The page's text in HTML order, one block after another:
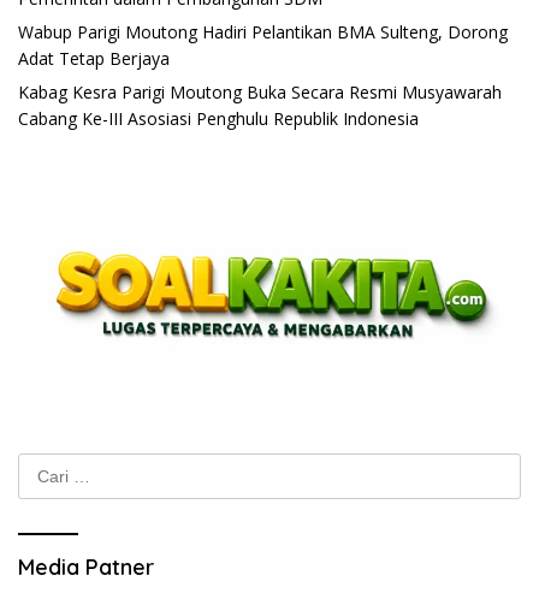
Wabup Parigi Moutong Hadiri Pelantikan BMA Sulteng, Dorong
Adat Tetap Berjaya
Kabag Kesra Parigi Moutong Buka Secara Resmi Musyawarah
Cabang Ke-III Asosiasi Penghulu Republik Indonesia
Cari
untuk:
Media Patner